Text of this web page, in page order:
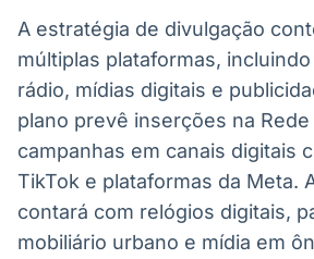
notícias
A melhor
plataforma
analisar
de
no Brasil
A estratégia de divulgação
múltiplas plataformas,
rádio, mídias digitais e
plano prevê inserções na Rede
campanhas em canais digitais
TikTok e plataformas da Meta.
contará com relógios digitais,
mobiliário urbano e mídia em